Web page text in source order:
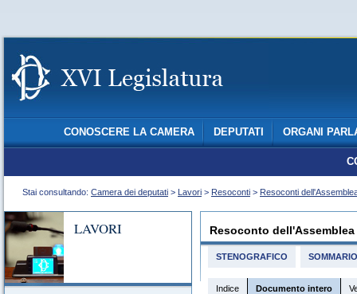
CONOSCERE LA CAMERA DEPUTATI ORGANI
Stai consultando: Camera dei deputati > Lavori > Resoconti > Resoconti
LAVORI Resoconto dell'Assemblea
STENOGRAFICO SOMMARIO
Indice Documento intero